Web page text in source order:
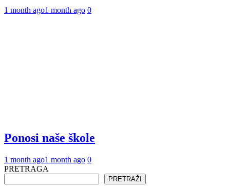
1 month ago1 month ago 0
Ponosi naše škole
1 month ago1 month ago 0
PRETRAGA
PRETRAŽI